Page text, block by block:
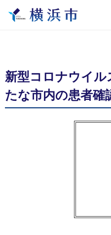
新型コロナウイ
たな市内の患者確